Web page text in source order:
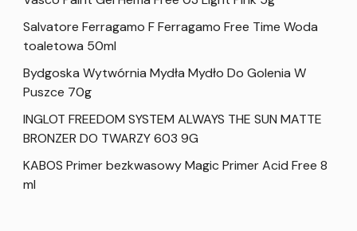
Salvatore Ferragamo F Ferragamo Free Time Woda
toaletowa 50ml
Bydgoska Wytwórnia Mydła Mydło Do Golenia W
Puszce 70g
INGLOT FREEDOM SYSTEM ALWAYS THE SUN MATTE
BRONZER DO TWARZY 603 9G
KABOS Primer bezkwasowy Magic Primer Acid Free 8
ml